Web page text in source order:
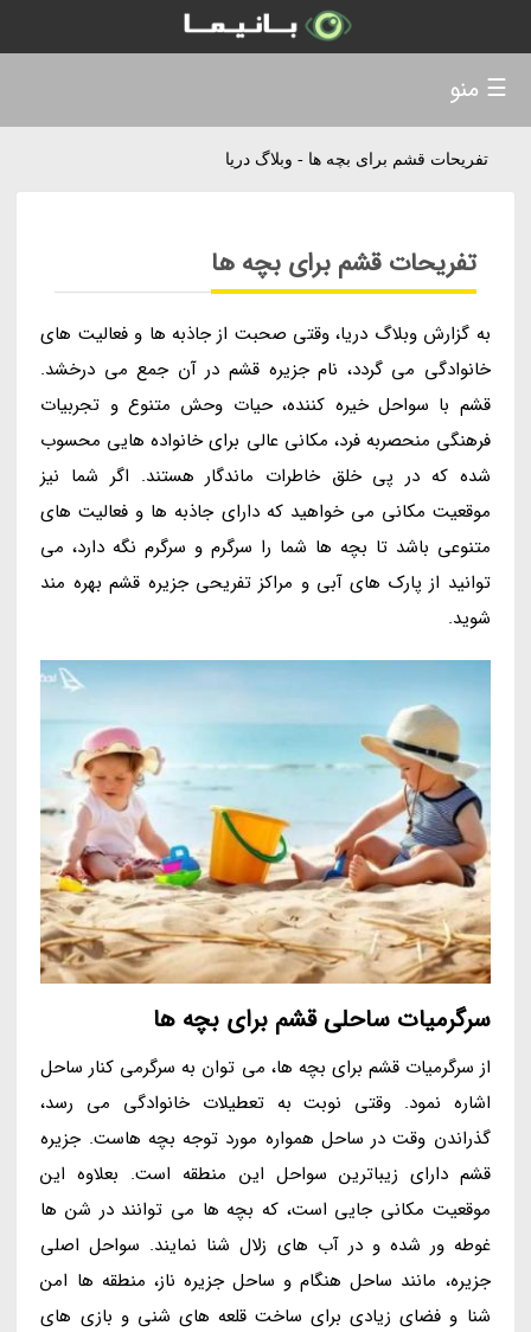
تفریحات قشم برای بچه ها - وبلاگ دریا
تفریحات قشم برای بچه ها
به گزارش وبلاگ دریا، وقتی صحبت از جاذبه ها و فعالیت های
خانوادگی می گردد، نام جزیره قشم در آن جمع می درخشد.
قشم با سواحل خیره کننده، حیات وحش متنوع و تجربیات
فرهنگی منحصربه فرد، مکانی عالی برای خانواده هایی محسوب
شده که در پی خلق خاطرات ماندگار هستند. اگر شما نیز
موقعیت مکانی می خواهید که دارای جاذبه ها و فعالیت های
متنوعی باشد تا بچه ها شما را سرگرم و سرگرم نگه دارد، می
توانید از پارک های آبی و مراکز تفریحی جزیره قشم بهره مند
شوید.
سرگرمیات ساحلی قشم برای بچه ها
از سرگرمیات قشم برای بچه ها، می توان به سرگرمی کنار ساحل
اشاره نمود. وقتی نوبت به تعطیلات خانوادگی می رسد،
گذراندن وقت در ساحل همواره مورد توجه بچه هاست. جزیره
قشم دارای زیباترین سواحل این منطقه است. بعلاوه این
موقعیت مکانی جایی است، که بچه ها می توانند در شن ها
غوطه ور شده و در آب های زلال شنا نمایند. سواحل اصلی
جزیره، مانند ساحل هنگام و ساحل جزیره ناز، منطقه ها امن
شنا و فضای زیادی برای ساخت قلعه های شنی و بازی های
☰ منو